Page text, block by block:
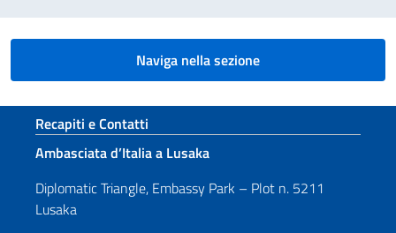
Naviga nella sezione
Sezione footer
Recapiti e Contatti
Ambasciata d’Italia a Lusaka
Diplomatic Triangle, Embassy Park – Plot n. 5211
Lusaka